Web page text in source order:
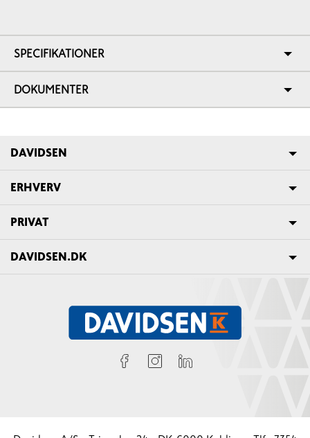
SPECIFIKATIONER
DOKUMENTER
DAVIDSEN
ERHVERV
PRIVAT
DAVIDSEN.DK